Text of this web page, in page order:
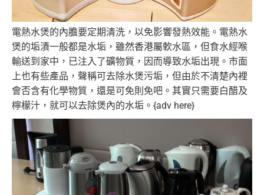
電熱水煲的內膽要定期清洗，以免影響發熱效能。電熱水
煲的垢漬一般都是水垢，雖然香港屬軟水區，但食水經喉
輸送到家中，已注入了礦物質，因而導致水垢出現。市面
上也有些產品，聲稱可去除水煲污垢，但由於不清楚內裡
會否含有化學物質，還是可免則免吧。其實只需要白醋及
檸檬汁，就可以去除煲內的水垢。{adv here}